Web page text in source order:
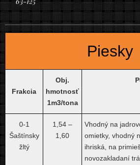
Piesky
Frakcia
Obj.
hmotnosť
1m3/tona
0-1
Šaštínsky
žltý
1,54 –
1,60
Vhodný na
omietky, vhodný
ihriská, na
novozakladaní